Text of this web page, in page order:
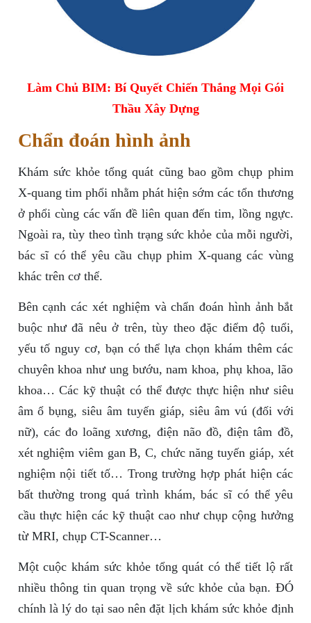
Làm Chủ BIM: Bí Quyết Chiến Thắng Mọi Gói
Thầu Xây Dựng
Chẩn đoán hình ảnh
Khám sức khỏe tổng quát cũng bao gồm chụp phim
X-quang tim phổi nhằm phát hiện sớm các tổn thương
ở phổi cùng các vấn đề liên quan đến tim, lồng ngực.
Ngoài ra, tùy theo tình trạng sức khỏe của mỗi người,
bác sĩ có thể yêu cầu chụp phim X-quang các vùng
khác trên cơ thể.
Bên cạnh các xét nghiệm và chẩn đoán hình ảnh bắt
buộc như đã nêu ở trên, tùy theo đặc điểm độ tuổi,
yếu tố nguy cơ, bạn có thể lựa chọn khám thêm các
chuyên khoa như ung bướu, nam khoa, phụ khoa, lão
khoa… Các kỹ thuật có thể được thực hiện như siêu
âm ổ bụng, siêu âm tuyến giáp, siêu âm vú (đối với
nữ), các đo loãng xương, điện não đồ, điện tâm đồ,
xét nghiệm viêm gan B, C, chức năng tuyến giáp, xét
nghiệm nội tiết tố… Trong trường hợp phát hiện các
bất thường trong quá trình khám, bác sĩ có thể yêu
cầu thực hiện các kỹ thuật cao như chụp cộng hưởng
từ MRI, chụp CT-Scanner…
Một cuộc khám sức khỏe tổng quát có thể tiết lộ rất
nhiều thông tin quan trọng về sức khỏe của bạn. ĐÓ
chính là lý do tại sao nên đặt lịch khám sức khỏe định